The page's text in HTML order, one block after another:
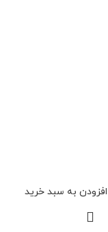
افزودن به سبد خرید